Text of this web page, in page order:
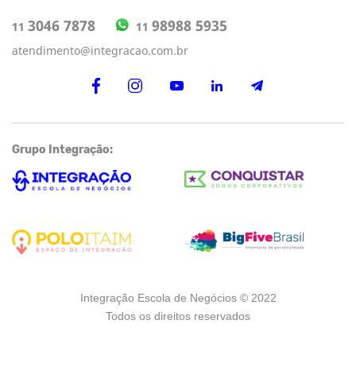
11 3046 7878 11 98988 5935
atendimento@integracao.com.br
Grupo Integração:
Integração Escola de Negócios © 2022
Todos os direitos reservados